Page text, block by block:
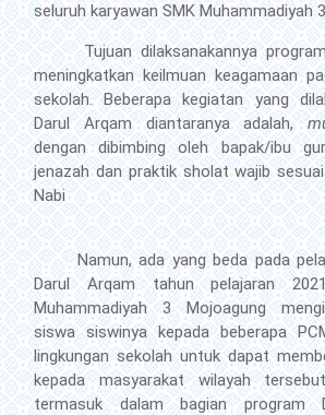
seluruh karyawan SMK Muhammadiyah
Tujuan dilaksanakannya program
meningkatkan keilmuan keagamaan
sekolah. Beberapa kegiatan yang
Darul Arqam diantaranya adalah,
dengan dibimbing oleh bapak/ibu
jenazah dan praktik sholat wajib
Nabi
Namun, ada yang beda pada
Darul Arqam tahun pelajaran
Muhammadiyah 3 Mojoagung
siswa siswinya kepada beberapa
lingkungan sekolah untuk dapat
kepada masyarakat wilayah
termasuk dalam bagian program